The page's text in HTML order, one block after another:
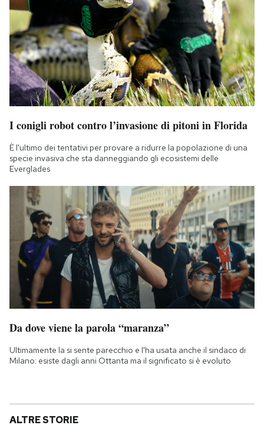
I conigli robot contro l’invasione di pitoni in Florida
È l'ultimo dei tentativi per provare a ridurre la popolazione di una
specie invasiva che sta danneggiando gli ecosistemi delle
Everglades
Da dove viene la parola “maranza”
Ultimamente la si sente parecchio e l'ha usata anche il sindaco di
Milano: esiste dagli anni Ottanta ma il significato si è evoluto
ALTRE STORIE